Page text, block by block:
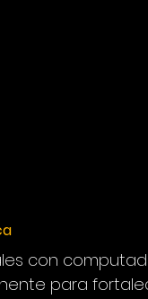
con
para